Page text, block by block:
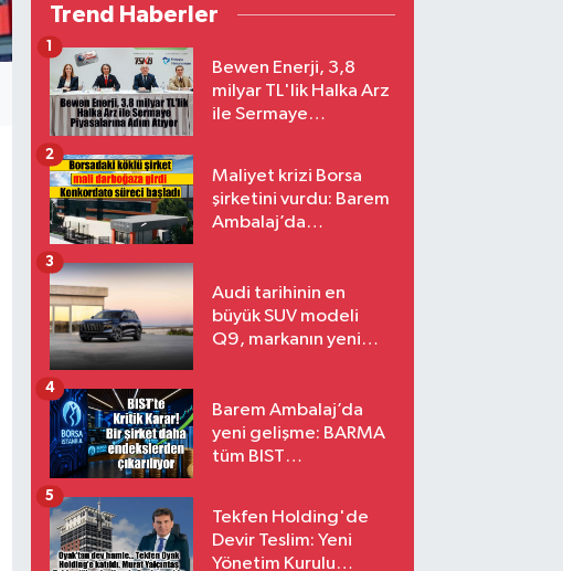
Trend Haberler
Bewen Enerji, 3,8
milyar TL'lik Halka Arz
ile Sermaye
1
Maliyet krizi Borsa
şirketini vurdu: Barem
Ambalaj’da
2
Audi tarihinin en
büyük SUV modeli
Q9, markanın yeni
3
Barem Ambalaj’da
yeni gelişme: BARMA
tüm BIST
4
Tekfen Holding'de
Devir Teslim: Yeni
Yönetim Kurulu
5